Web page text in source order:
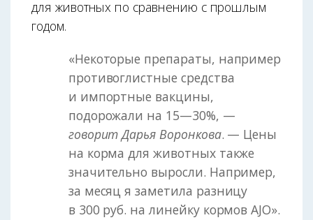
для животных по сравнению с прошлым
годом.
«Некоторые препараты, например
противоглистные средства
и импортные вакцины,
подорожали на 15—30%, —
говорит Дарья Воронкова. — Цены
на корма для животных также
значительно выросли. Например,
за месяц я заметила разницу
в 300 руб. на линейку кормов AJO».